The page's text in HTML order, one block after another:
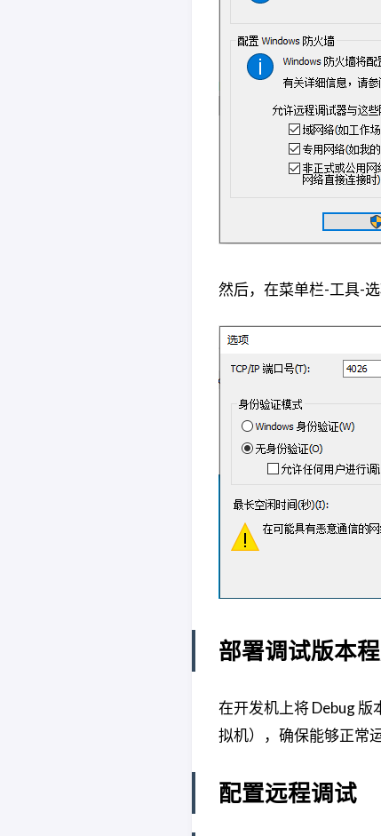
然后，在菜单栏-工具-
部署调试版本
在开发机上将 Debug
拟机），确保能够正常运
配置远程调试